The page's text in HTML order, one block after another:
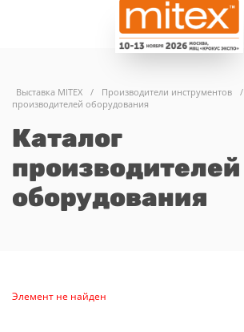
Выставка MITEX / Производители инструментов /
производителей оборудования
Каталог
производителей
оборудования
Элемент не найден